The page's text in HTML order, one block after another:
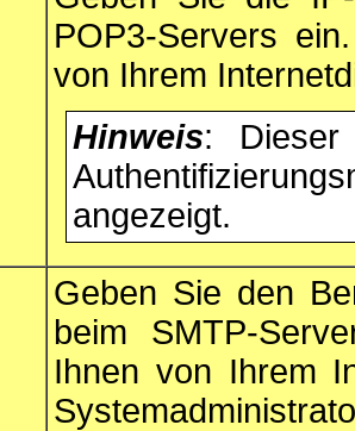
POP3-Servers
von Ihrem
Hinweis:
angezeigt.
Geben Sie den
beim SMTP-
Ihnen von Ihrem